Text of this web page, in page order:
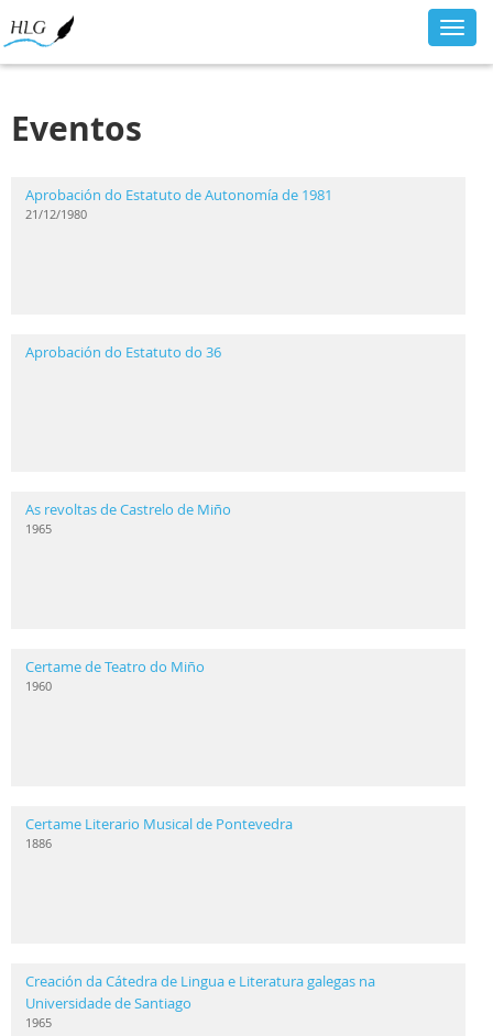
Eventos
Aprobación do Estatuto de Autonomía de 1981
21/12/1980
Aprobación do Estatuto do 36
As revoltas de Castrelo de Miño
1965
Certame de Teatro do Miño
1960
Certame Literario Musical de Pontevedra
1886
Creación da Cátedra de Lingua e Literatura galegas na
Universidade de Santiago
1965